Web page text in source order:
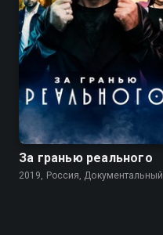
7.3
За гранью реального
2019, Россия, Документальный